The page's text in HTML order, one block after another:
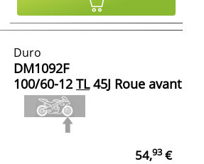
Duro
DM1092F
100/60-12 TL45J Roue avant
54,93€